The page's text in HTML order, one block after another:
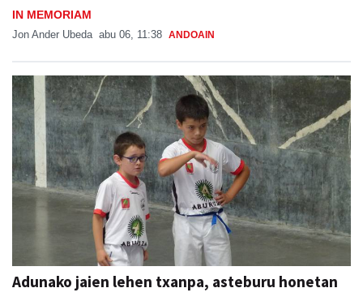
IN MEMORIAM
Jon Ander Ubeda abu 06, 11:38 ANDOAIN
Adunako jaien lehen txanpa, asteburu honetan